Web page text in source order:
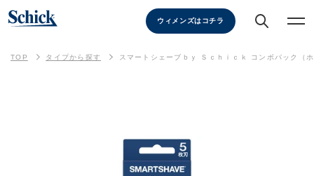
ウィメンズはコチラ
TOP タイプから探す スマートシェーブｂｙ Ｓｃｈｉｃｋ コンボパック（